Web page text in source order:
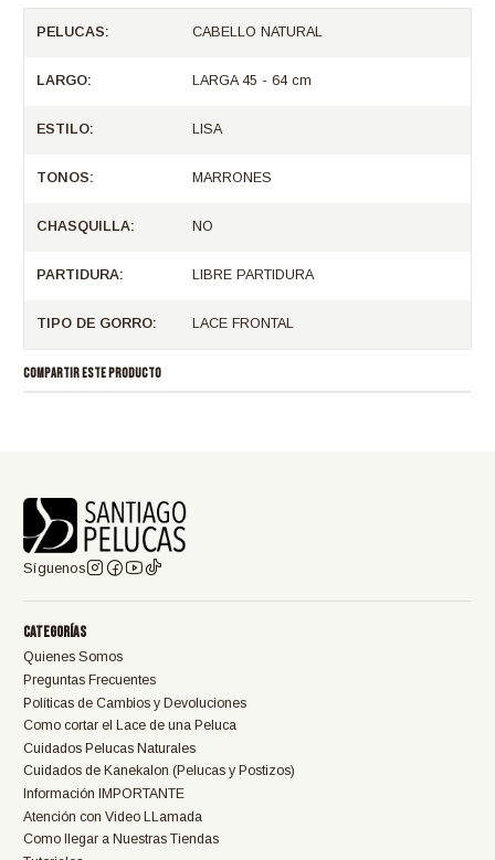
PELUCAS: CABELLO NATURAL
LARGO: LARGA 45 - 64 cm
ESTILO: LISA
TONOS: MARRONES
CHASQUILLA: NO
PARTIDURA: LIBRE PARTIDURA
TIPO DE GORRO: LACE FRONTAL
COMPARTIR ESTE PRODUCTO
Síguenos
Categorías
Quienes Somos
Preguntas Frecuentes
Políticas de Cambios y Devoluciones
Como cortar el Lace de una Peluca
Cuidados Pelucas Naturales
Cuidados de Kanekalon (Pelucas y Postizos)
Información IMPORTANTE
Atención con Video LLamada
Como llegar a Nuestras Tiendas